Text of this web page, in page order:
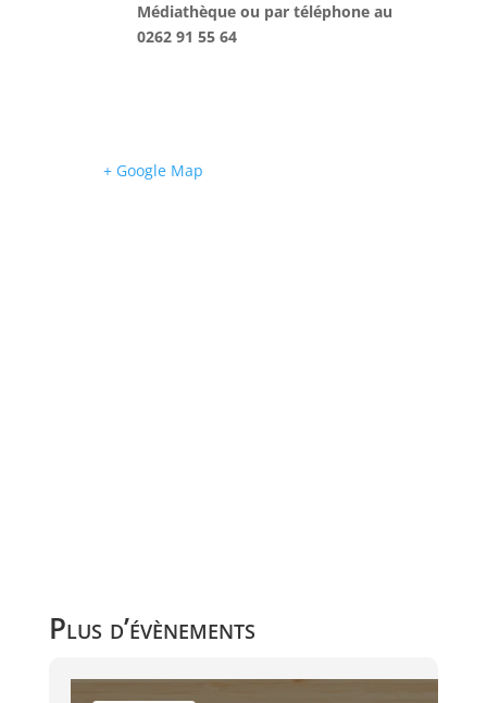
Médiathèque ou par téléphone au
0262 91 55 64
+ Google Map
Plus d’évènements